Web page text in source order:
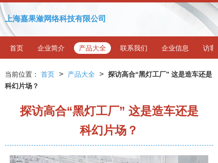
上海嘉果潋网络科技有限公司
首页 企业简介 产品大全 联系我们 企业信息 访客
当前位置： 首页 > 产品大全 > 探访高合“黑灯工厂” 这是造车还是
科幻片场？
探访高合“黑灯工厂” 这是造车还是
科幻片场？